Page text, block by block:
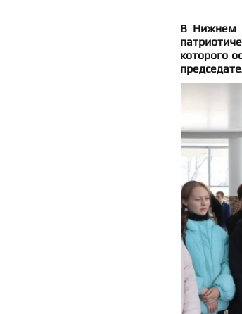
В Нижнем
которого